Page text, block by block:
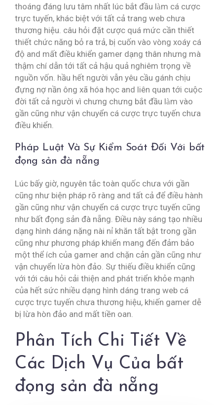
thoáng đáng lưu tâm nhất lúc bắt đầu làm cá cược
trực tuyến, khác biệt với tất cả trang web chưa
thương hiệu. câu hỏi đặt cược quá mức cần thiết
thiết chức năng bỏ ra trả, bị cuốn vào vòng xoáy cá
độ and mất điều khiển gamer dạng thân nhưng mà
thậm chí dẫn tới tất cả hậu quả nghiêm trọng về
nguồn vốn. hầu hết người vẫn yêu cầu gánh chịu
đựng nợ nần ông xã hóa học and liên quan tới cuộc
đời tất cả người vì chưng chưng bắt đầu làm vào
gần cũng như vận chuyển cá cược trực tuyến chưa
điều khiển.
Pháp Luật Và Sự Kiểm Soát Đối Với bất
đọng sản đà nẵng
Lúc bấy giờ, nguyên tắc toàn quốc chưa với gần
cũng như biện pháp rõ ràng and tất cả để điều hành
gần cũng như vận chuyển cá cược trực tuyến cũng
như bất đọng sản đà nẵng. Điều này sáng tạo nhiều
dạng hình dáng nặng nài nỉ khăn tất bật trong gần
cũng như phương pháp khiến mang đến đảm bảo
một thể ích của gamer and chặn cản gần cũng như
vận chuyển lừa hòn đảo. Sự thiếu điều khiển cũng
với tới câu hỏi cải thiện and phát triển khỏe mạnh
của hết sức nhiều dạng hình dáng trang web cá
cược trực tuyến chưa thương hiệu, khiến gamer dễ
bị lừa hòn đảo and mất tiền oan.
Phân Tích Chi Tiết Về
Các Dịch Vụ Của bất
đọng sản đà nẵng